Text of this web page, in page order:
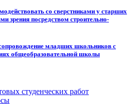
со сверстниками у старших
зрения посредством строительно-
младших школьников с
общеобразовательной школы
студенческих работ